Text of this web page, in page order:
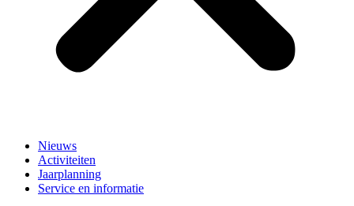
Nieuws
Activiteiten
Jaarplanning
Service en informatie